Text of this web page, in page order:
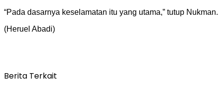
“Pada dasarnya keselamatan itu yang utama,” tutup Nukman.
(Heruel Abadi)
Berita Terkait